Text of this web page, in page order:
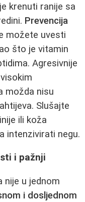
krenuti ranije sa
Prevencija
možete uvesti
što je vitamin
Agresivnije
možda nisu
Slušajte
ili koža
intenzivirati negu.
i pažnji
nije u jednom
i dosljednom